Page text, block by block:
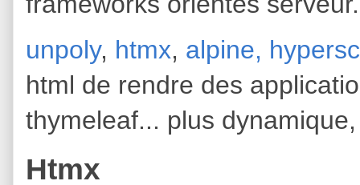
unpoly, htmx, alpine,
html de rendre des
thymeleaf... plus
Htmx